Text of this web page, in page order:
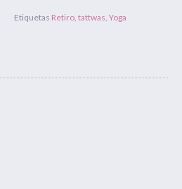
Etiquetas Retiro tattwas Yoga